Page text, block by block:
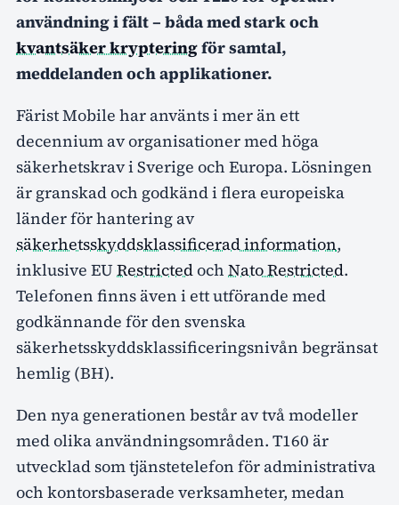
användning i fält – båda med stark och
kvantsäker krypteringför samtal,
meddelanden och applikationer.
Färist Mobile har använts i mer än ett
decennium av organisationer med höga
säkerhetskrav i Sverige och Europa. Lösningen
är granskad och godkänd i flera europeiska
länder för hantering av
säkerhetsskyddsklassificerad information,
inklusive EURestrictedoch Nato Restricted.
Telefonen finns även i ett utförande med
godkännande för den svenska
säkerhetsskyddsklassificeringsnivån begränsat
hemlig (BH).
Den nya generationen består av två modeller
med olika användningsområden. T160 är
utvecklad som tjänstetelefon för administrativa
och kontorsbaserade verksamheter, medan